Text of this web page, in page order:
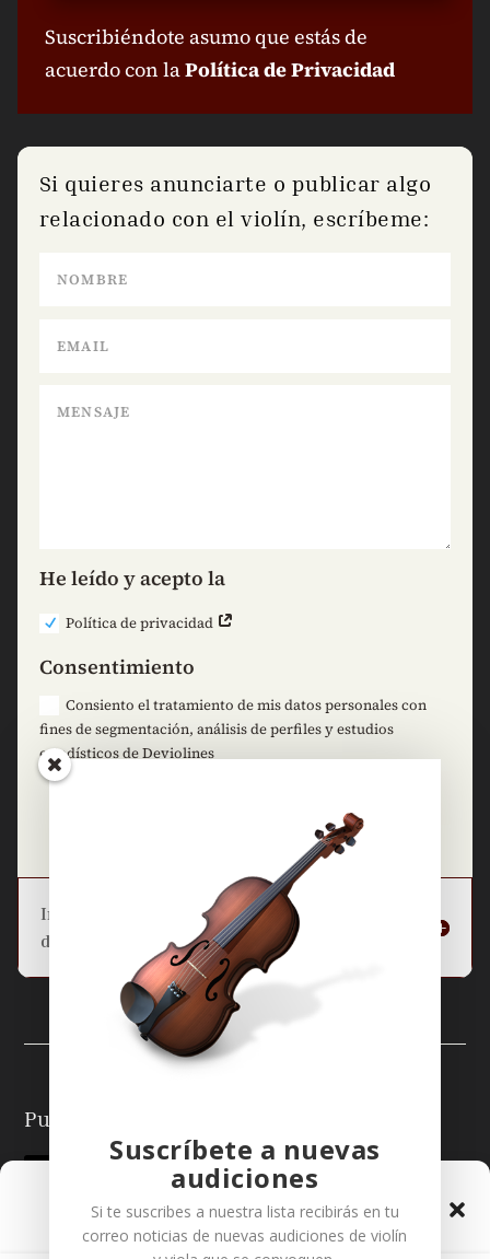
Gestionar el Consentimiento
de las Cookies
Suscribiéndote asumo que estás de
acuerdo con laPolítica de Privacidad
Si quieres anunciarte o publicar algo
relacionado con el violín, escríbeme:
He leído y acepto la
Política de privacidad
Consentimiento
Consiento el tratamiento de mis datos personales con
fines de segmentación, análisis de perfiles y estudios
estadísticos de Deviolines
Información básica sobre la protección
de datos
Puedes seguirme en:
Suscríbete a nuevas
audiciones
Si te suscribes a nuestra lista recibirás en tu
correo noticias de nuevas audiciones deviolín